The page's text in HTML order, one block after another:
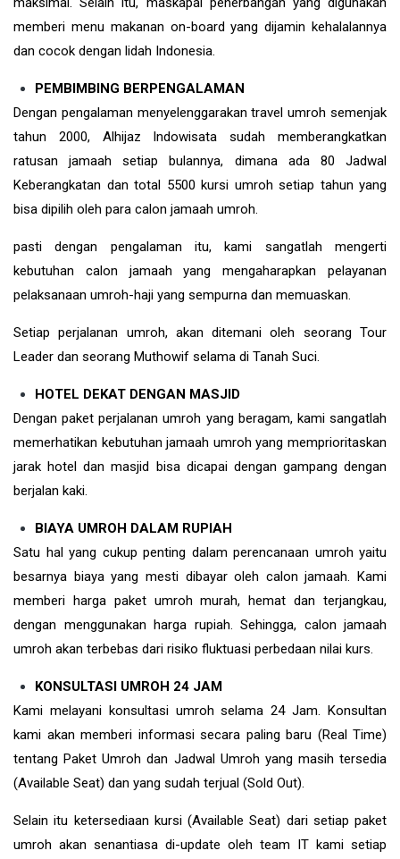
memberi menu makanan on-board yang dijamin kehalalannya
dan cocok dengan lidah Indonesia.
PEMBIMBING BERPENGALAMAN
Dengan pengalaman menyelenggarakan travel umroh semenjak
tahun 2000, Alhijaz Indowisata sudah memberangkatkan
ratusan jamaah setiap bulannya, dimana ada 80 Jadwal
Keberangkatan dan total 5500 kursi umroh setiap tahun yang
bisa dipilih oleh para calon jamaah umroh.
pasti dengan pengalaman itu, kami sangatlah mengerti
kebutuhan calon jamaah yang mengaharapkan pelayanan
pelaksanaan umroh-haji yang sempurna dan memuaskan.
Setiap perjalanan umroh, akan ditemani oleh seorang Tour
Leader dan seorang Muthowif selama di Tanah Suci.
HOTEL DEKAT DENGAN MASJID
Dengan paket perjalanan umroh yang beragam, kami sangatlah
memerhatikan kebutuhan jamaah umroh yang memprioritaskan
jarak hotel dan masjid bisa dicapai dengan gampang dengan
berjalan kaki.
BIAYA UMROH DALAM RUPIAH
Satu hal yang cukup penting dalam perencanaan umroh yaitu
besarnya biaya yang mesti dibayar oleh calon jamaah. Kami
memberi harga paket umroh murah, hemat dan terjangkau,
dengan menggunakan harga rupiah. Sehingga, calon jamaah
umroh akan terbebas dari risiko fluktuasi perbedaan nilai kurs.
KONSULTASI UMROH 24 JAM
Kami melayani konsultasi umroh selama 24 Jam. Konsultan
kami akan memberi informasi secara paling baru (Real Time)
tentang Paket Umroh dan Jadwal Umroh yang masih tersedia
(Available Seat) dan yang sudah terjual (Sold Out).
Selain itu ketersediaan kursi (Available Seat) dari setiap paket
umroh akan senantiasa di-update oleh team IT kami setiap